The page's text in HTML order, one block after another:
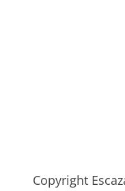
Copyright